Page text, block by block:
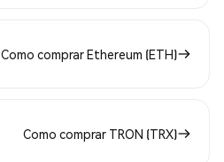
Como comprar Ethereum (ETH)
Como comprar TRON (TRX)